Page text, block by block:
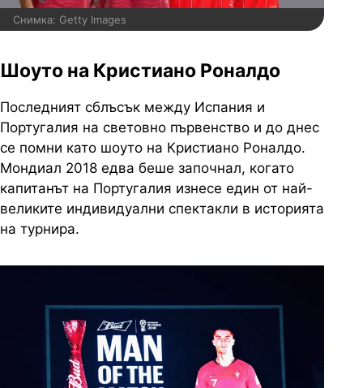
Снимка: Getty Images
Шоуто на Кристиано Роналдо
Последният сблъсък между Испания и
Португалия на световно първенство и до днес
се помни като шоуто на Кристиано Роналдо.
Мондиал 2018 едва беше започнал, когато
капитанът на Португалия изнесе един от най-
великите индивидуални спектакли в историята
на турнира.